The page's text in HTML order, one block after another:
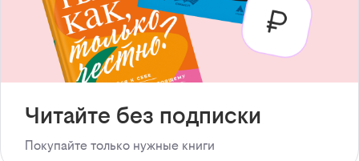
Читайте без подписки
Покупайте только нужные книги